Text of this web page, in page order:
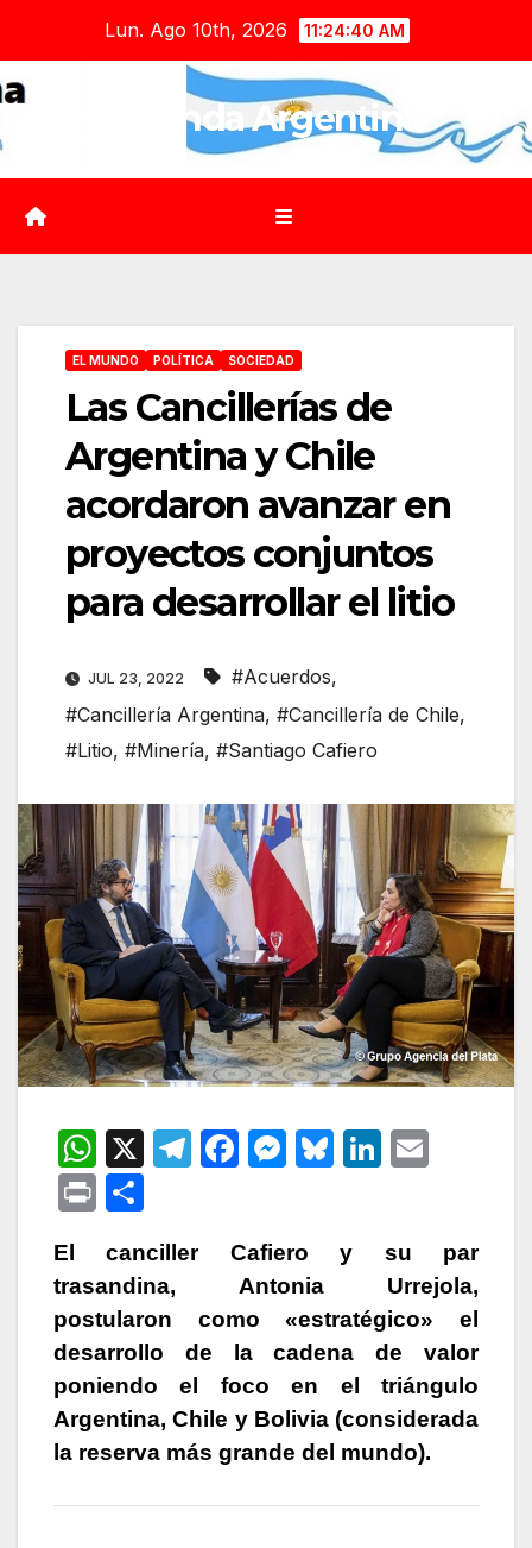
contenido
Lun. Ago 10th, 2026 11:24:41 AM
Agenda Argentina
EL MUNDO POLÍTICA SOCIEDAD
Las Cancillerías de
Argentina y Chile
acordaron avanzar en
proyectos conjuntos
para desarrollar el litio
JUL 23, 2022 #Acuerdos,
#Cancillería Argentina, #Cancillería de Chile,
#Litio, #Minería, #Santiago Cafiero
W
h
at
s
A
p
p
X
T
gr
m
F
e
b
o
o
k
M
s
e
n
g
er
Bl
s
y
Li
e
dI
n
P
nt m
p
ar
tir
El canciller Cafiero y su par
trasandina, Antonia Urrejola,
postularon como «estratégico» el
desarrollo de la cadena de valor
poniendo el foco en el triángulo
Argentina, Chile y Bolivia (considerada
la reserva más grande del mundo).